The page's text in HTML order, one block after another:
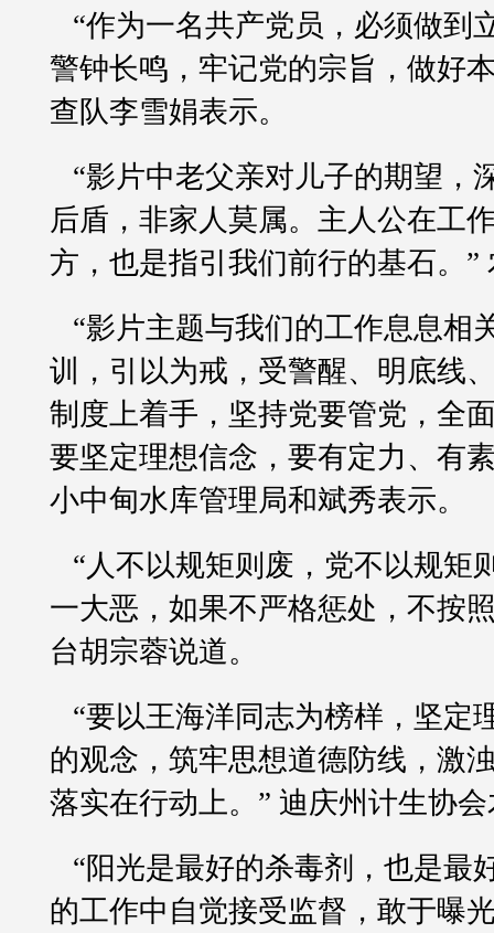
“作为一名共产党员，必须做到
警钟长鸣，牢记党的宗旨，做好
查队李雪娟表示。
“影片中老父亲对儿子的期望，
后盾，非家人莫属。主人公在工
方，也是指引我们前行的基石。
“影片主题与我们的工作息息相
训，引以为戒，受警醒、明底线
制度上着手，坚持党要管党，全
要坚定理想信念，要有定力、有
小中甸水库管理局和斌秀表示。
“人不以规矩则废，党不以规矩
一大恶，如果不严格惩处，不按
台胡宗蓉说道。
“要以王海洋同志为榜样，坚定
的观念，筑牢思想道德防线，激
落实在行动上。” 迪庆州计生协
“阳光是最好的杀毒剂，也是最
的工作中自觉接受监督，敢于曝